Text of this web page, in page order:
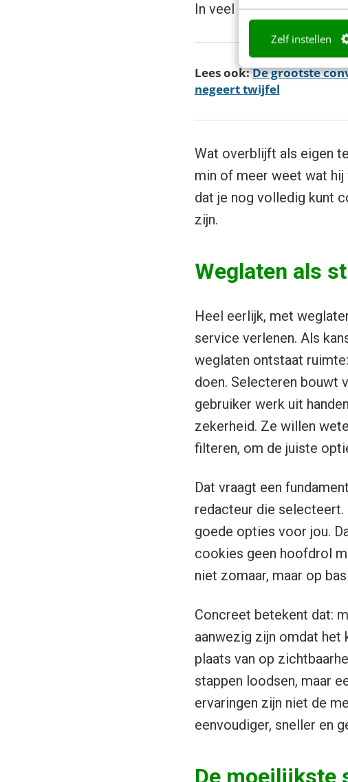
Zelf instellen
In veel gevallen
Lees ook:De grootste
negeert twijfel
Wat overblijft als eigen
min of meer weet wat
dat je nog volledig kunt
zijn.
Weglaten als
Heel eerlijk, met
service verlenen. Als
weglaten ontstaat
doen. Selecteren bouwt
gebruiker werk uit
zekerheid. Ze willen
filteren, om de juiste
Dat vraagt een
redacteur die
goede opties voor jou.
cookies geen hoofdrol
niet zomaar, maar op
Concreet betekent dat:
aanwezig zijn omdat het
plaats van op
stappen loodsen, maar
ervaringen zijn niet de
eenvoudiger, sneller en
De moeilijkste